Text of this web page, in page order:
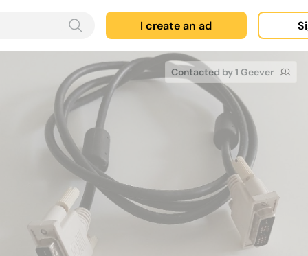
I create an ad
Contacted by 1 Geever